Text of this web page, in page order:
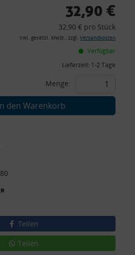
32,90 €
32,90 € pro Stück
inkl. gesetzl. MwSt., zzgl. Versandkosten
Verfügbar
Lieferzeit: 1-2 Tage
Menge:
den Warenkorb
Teilen
Teilen